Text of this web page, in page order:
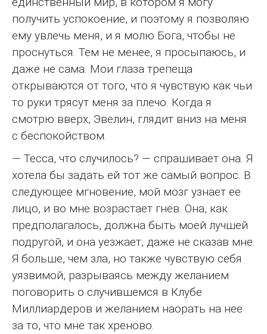
получить успокоение, и поэтому я позволяю
ему увлечь меня, и я молю Бога, чтобы не
проснуться. Тем не менее, я просыпаюсь, и
даже не сама. Мои глаза трепеща
открываются от того, что я чувствую как чьи
то руки трясут меня за плечо. Когда я
смотрю вверх, Эвелин, глядит вниз на меня
с беспокойством.
— Тесса, что случилось? — спрашивает она. Я
хотела бы задать ей тот же самый вопрос. В
следующее мгновение, мой мозг узнает ее
лицо, и во мне возрастает гнев. Она, как
предполагалось, должна быть моей лучшей
подругой, и она уезжает, даже не сказав мне.
Я больше, чем зла, но также чувствую себя
уязвимой, разрываясь между желанием
поговорить о случившемся в Клубе
Миллиардеров и желанием наорать на нее
за то, что мне так хреново.